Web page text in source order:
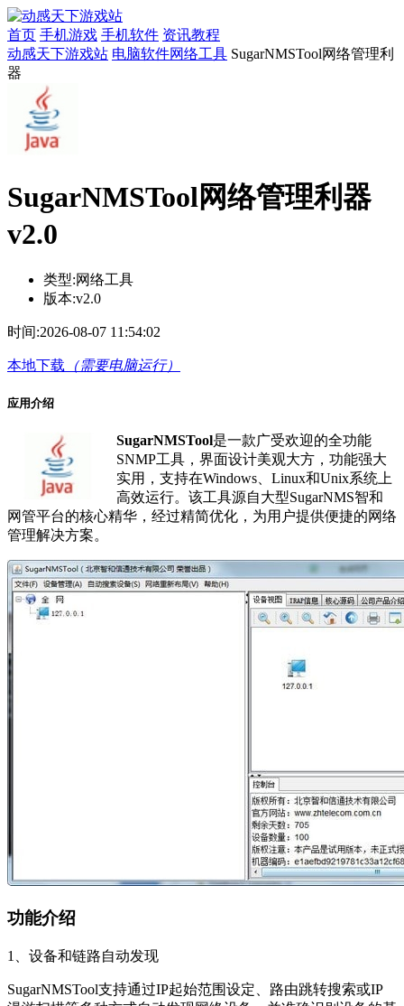
首页 手机游戏 手机软件 资讯教程
动感天下游戏站 电脑软件网络工具 SugarNMSTool网络管理利
器
SugarNMSTool网络管理利器
v2.0
类型:网络工具
版本:v2.0
时间:2026-08-07 11:54:02
本地下载 （需要电脑运行）
应用介绍
SugarNMSTool是一款广受欢迎的全功能
SNMP工具，界面设计美观大方，功能强大
实用，支持在Windows、Linux和Unix系统上
高效运行。该工具源自大型SugarNMS智和
网管平台的核心精华，经过精简优化，为用户提供便捷的网络
管理解决方案。
功能介绍
1、设备和链路自动发现
SugarNMSTool支持通过IP起始范围设定、路由跳转搜索或IP